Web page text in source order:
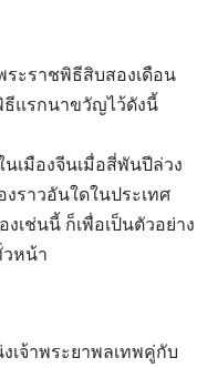
ะราชพิธีสิบสองเดือน
ธีแรกนาขวัญไว้ดังนี้
เมืองจีนเมื่อสี่พันปีล่วง
ราวอันใดในประเทศ
เช่นนี้ ก็เพื่อเป็นตัวอย่าง
หน้า
เจ้าพระยาพลเทพคู่กับ